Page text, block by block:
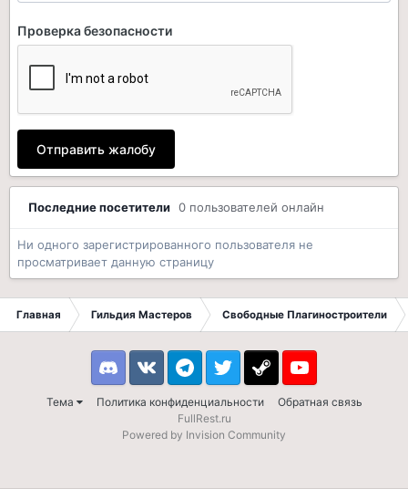
Проверка безопасности
Отправить жалобу
Последние посетители 0 пользователей онлайн
Ни одного зарегистрированного пользователя не
просматривает данную страницу
Главная Гильдия Мастеров Свободные Плагиностроители
Тема Политика конфиденциальности Обратная связь
DiscordVK TelegramTwitter Steam Youtube
FullRest.ru
Powered by Invision Community